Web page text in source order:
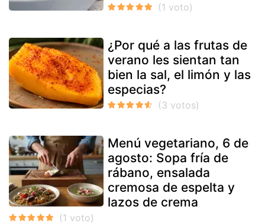
¿Por qué a las frutas de
verano les sientan tan
bien la sal, el limón y las
especias?
Menú vegetariano, 6 de
agosto: Sopa fría de
rábano, ensalada
cremosa de espelta y
lazos de crema